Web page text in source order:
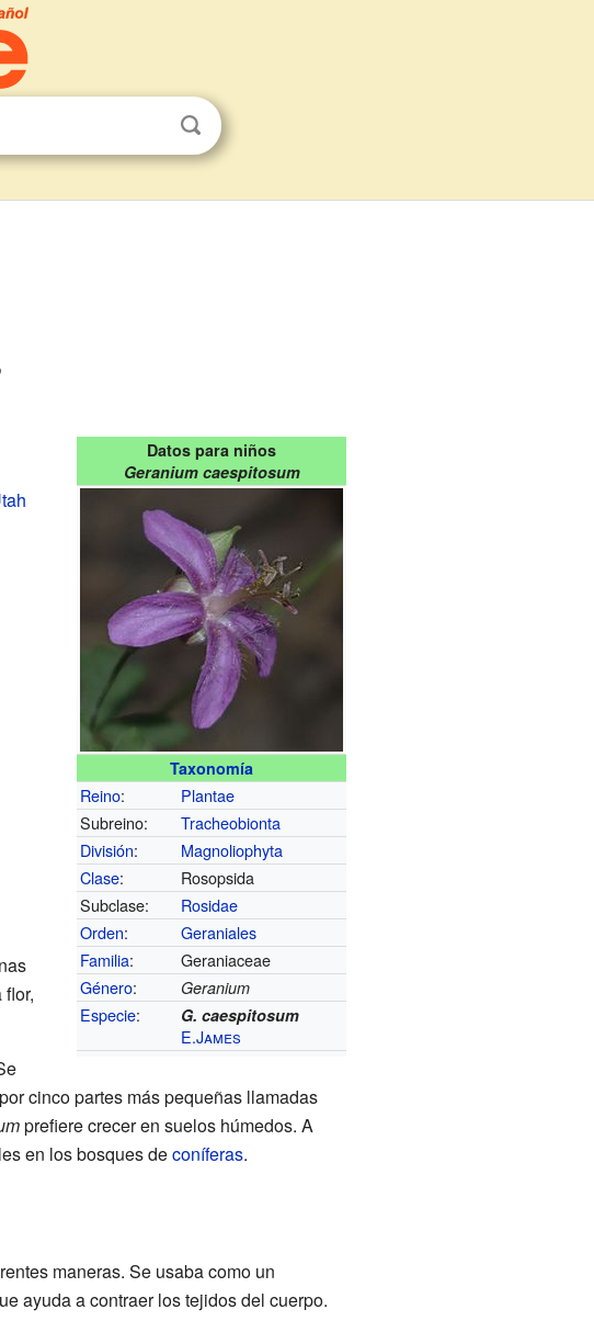
Datos para niños
Geranium caespitosum
Taxonomía
Reino:
Plantae
Subreino:
Tracheobionta
División:
Magnoliophyta
Clase:
Rosopsida
Subclase:
Rosidae
Orden:
Geraniales
Familia:
Geraniaceae
Género: Geranium
Especie: G. caespitosum
E.James
cinco partes más pequeñas llamadas
prefiere crecer en suelos húmedos. A
en los bosques deconíferas.
maneras. Se usaba como un
ayuda a contraer los tejidos del cuerpo.